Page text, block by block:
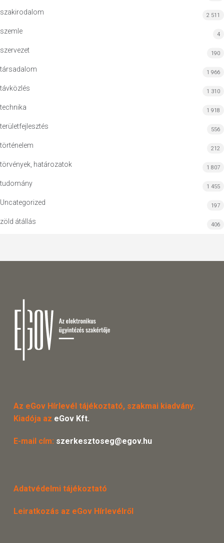
szakirodalom 2 511
szemle 4
szervezet 190
társadalom 1 966
távközlés 1 310
technika 1 918
területfejlesztés 556
történelem 212
törvények, határozatok 1 807
tudomány 1 455
Uncategorized 197
zöld átállás 406
Az eGov Hírlevél tájékoztató, szakmai kiadvány.
Kiadója az eGov Kft.
E-mail cím: szerkesztoseg@egov.hu
Adatvédelmi tájékoztató
Leiratkozás az eGov Hírlevélről